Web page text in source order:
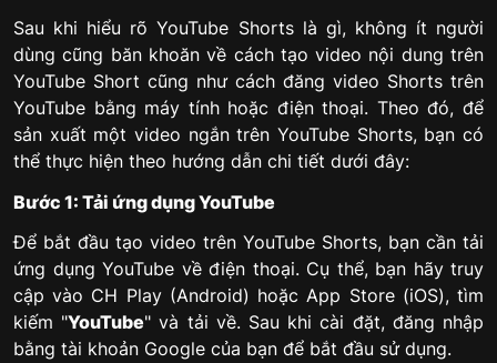
Sau khi hiểu rõ YouTube Shorts là gì, không ít người
dùng cũng băn khoăn về cách tạo video nội dung trên
YouTube Short cũng như cách đăng video Shorts trên
YouTube bằng máy tính hoặc điện thoại. Theo đó, để
sản xuất một video ngắn trên YouTube Shorts, bạn có
thể thực hiện theo hướng dẫn chi tiết dưới đây:
Bước 1: Tải ứng dụng YouTube
Để bắt đầu tạo video trên YouTube Shorts, bạn cần tải
ứng dụng YouTube về điện thoại. Cụ thể, bạn hãy truy
cập vào CH Play (Android) hoặc App Store (iOS), tìm
kiếm "YouTube" và tải về. Sau khi cài đặt, đăng nhập
bằng tài khoản Google của bạn để bắt đầu sử dụng.